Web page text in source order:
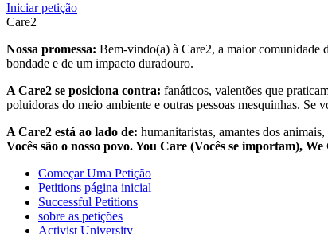
Iniciar petição
Care2
Nossa promessa: Bem-vindo(a) à Care2, a maior comunidade
bondade e de um impacto duradouro.
A Care2 se posiciona contra: fanáticos, valentões que
poluidoras do meio ambiente e outras pessoas mesquinhas. Se
A Care2 está ao lado de: humanitaristas, amantes dos
Vocês são o nosso povo. You Care (Vocês se importam),
Começar Uma Petição
Petitions página inicial
Successful Petitions
sobre as petições
Activist University